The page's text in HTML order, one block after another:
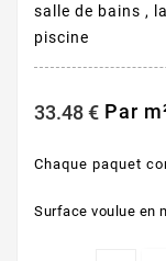
salle de bains ,
piscine
33.48 € Par
Chaque paquet
Surface voulue en